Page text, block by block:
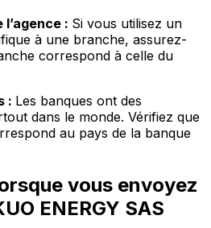
: Si vous utilisez un
à une branche, assurez-
correspond à celle du
: Les banques ont des
dans le monde. Vérifiez que
au pays de la banque
vous envoyez
ENERGY SAS